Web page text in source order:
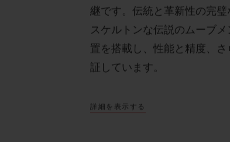
継です。伝統と革新性の完
スケルトンな伝説のムーブ
置を搭載し、性能と精度、
証しています。
詳細を表示する